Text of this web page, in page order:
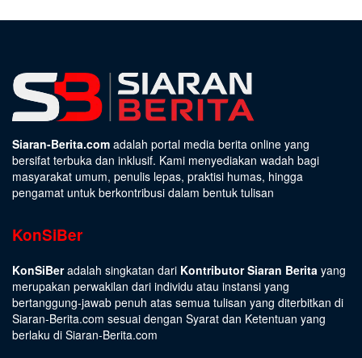
Siaran-Berita.com adalah portal media berita online yang
bersifat terbuka dan inklusif. Kami menyediakan wadah bagi
masyarakat umum, penulis lepas, praktisi humas, hingga
pengamat untuk berkontribusi dalam bentuk tulisan
KonSiBer
KonSiBeradalah singkatan dari Kontributor Siaran Berita yang
merupakan perwakilan dari individu atau instansi yang
bertanggung-jawab penuh atas semua tulisan yang diterbitkan di
Siaran-Berita.com sesuai dengan Syarat dan Ketentuan yang
berlaku di Siaran-Berita.com